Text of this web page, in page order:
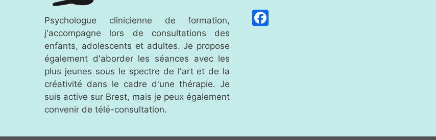
Psychologue clinicienne de formation,
j'accompagne lors de consultations des
enfants, adolescents et adultes. Je propose
également d'aborder les séances avec les
plus jeunes sous le spectre de l'art et de la
créativité dans le cadre d'une thérapie. Je
suis active sur Brest, mais je peux également
convenir de télé-consultation.